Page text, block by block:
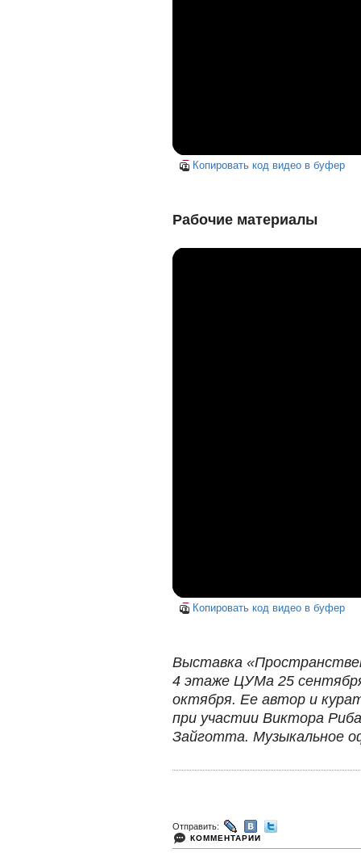
Копировать код видео в буфер
Рабочие материалы
Копировать код видео в буфер
Выставка
4 этаже ЦУМа 25
октября. Ее автор и
при участии Виктора
Зайготта. Музыкальное
Отправить:
КОММЕНТАРИИ